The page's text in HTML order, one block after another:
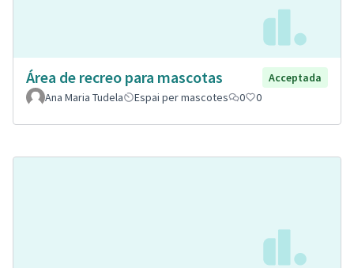
Área de recreo para mascotas
Acceptada
Ana Maria Tudela
Espai per mascotes 0 0